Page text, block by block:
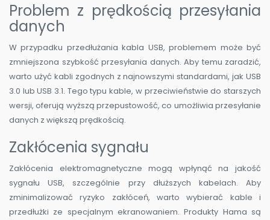
Problem z prędkością przesyłania
danych
W przypadku przedłużania kabla USB, problemem może być
zmniejszona szybkość przesyłania danych. Aby temu zaradzić,
warto użyć kabli zgodnych z najnowszymi standardami, jak USB
3.0 lub USB 3.1. Tego typu kable, w przeciwieństwie do starszych
wersji, oferują wyższą przepustowość, co umożliwia przesyłanie
danych z większą prędkością.
Zakłócenia sygnału
Zakłócenia elektromagnetyczne mogą wpłynąć na jakość
sygnału USB, szczególnie przy dłuższych kabelach. Aby
zminimalizować ryzyko zakłóceń, warto wybierać kable i
przedłużki ze specjalnym ekranowaniem. Produkty Hama są